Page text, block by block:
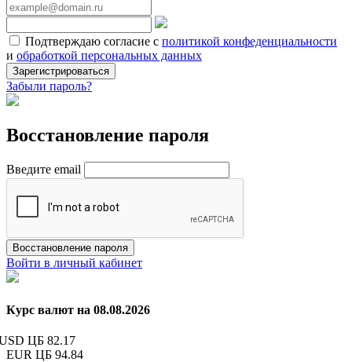
Подтверждаю согласие с политикой конфеденциальности
и обработкой персональных данных
Зарегистрироваться
Забыли пароль?
Восстановление пароля
Введите email
Восстановление пароля
Войти в личный кабинет
Курс валют на 08.08.2026
ЦБ 82.17
EUR ЦБ 94.84